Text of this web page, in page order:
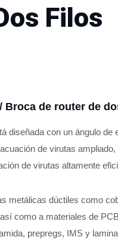
Filos
Broca de router de
diseñada con un ángulo de
de virutas ampliado,
de virutas altamente
metálicas dúctiles como
como a materiales de
prepregs, IMS y